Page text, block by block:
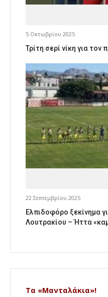
5 Οκτωβρίου 2025
Τρίτη σερί νίκη για
22 Σεπτεμβρίου 2025
Ελπιδοφόρο ξεκίνημα
Λουτρακίου – Ήττα
Τα «Μανταλάκια»!